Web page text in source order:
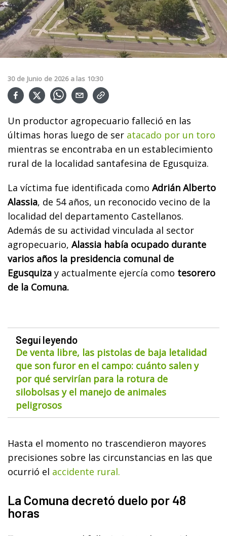
30 de Junio de 2026 a las 10:30
Un productor agropecuario falleció en las
últimas horas luego de ser atacado por un toro
mientras se encontraba en un establecimiento
rural de la localidad santafesina de Egusquiza.
La víctima fue identificada como Adrián Alberto
Alassia, de 54 años, un reconocido vecino de la
localidad del departamento Castellanos.
Además de su actividad vinculada al sector
agropecuario, Alassia había ocupado durante
varios años la presidencia comunal de
Egusquiza y actualmente ejercía como tesorero
de la Comuna.
Seguí leyendo
De venta libre, las pistolas de baja letalidad
que son furor en el campo: cuánto salen y
por qué servirían para la rotura de
silobolsas y el manejo de animales
peligrosos
Hasta el momento no trascendieron mayores
precisiones sobre las circunstancias en las que
ocurrió el accidente rural.
La Comuna decretó duelo por 48
horas